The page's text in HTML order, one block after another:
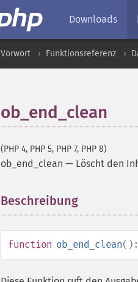
Downloads
Vorwort Funktionsreferenz
ob_end_clean
(PHP 4, PHP 5, PHP 7, PHP 8)
ob_end_clean — Löscht den
Beschreibung
function ob_end_clean():